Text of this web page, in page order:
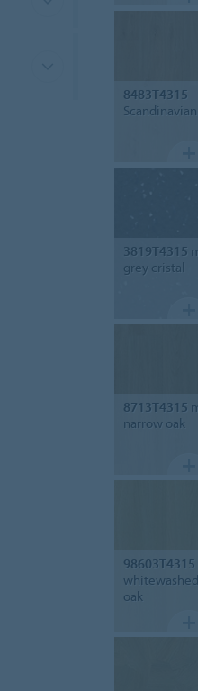
8483T4315
3819T4315
grey cristal
8713T4315
narrow oak
98603T4315
oak